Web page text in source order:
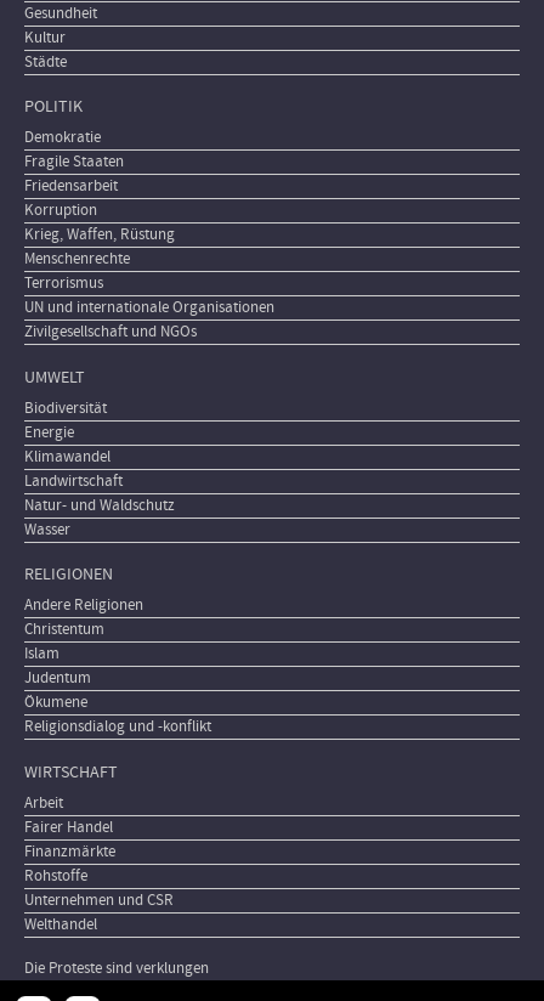
Gesundheit
Kultur
Städte
POLITIK
Demokratie
Fragile Staaten
Friedensarbeit
Korruption
Krieg, Waffen, Rüstung
Menschenrechte
Terrorismus
UN und internationale Organisationen
Zivilgesellschaft und NGOs
UMWELT
Biodiversität
Energie
Klimawandel
Landwirtschaft
Natur- und Waldschutz
Wasser
RELIGIONEN
Andere Religionen
Christentum
Islam
Judentum
Ökumene
Religionsdialog und -konflikt
WIRTSCHAFT
Arbeit
Fairer Handel
Finanzmärkte
Rohstoffe
Unternehmen und CSR
Welthandel
Die Proteste sind verklungen